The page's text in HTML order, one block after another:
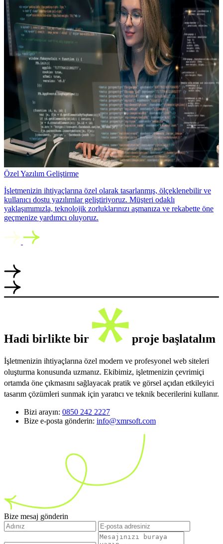
Özel Yazılım Geliştirme
İşletmenizin ihtiyaçlarına özel olarak tasarlanmış, ölçeklenebilir ve
kullanıcı dostu yazılımlar geliştiriyoruz. Müşteri odaklı
yaklaşımımızla, teknolojik zorluklarınızı aşmanıza ve rekabette öne
geçmenize yardımcı oluyoruz.
Hadi birlikte bir proje başlatalım
İşletmenizin ihtiyaçlarına özel modern ve profesyonel web siteleri
oluşturma konusunda uzmanız. Ekibimiz, işletmenizin çevrimiçi
ortamda öne çıkmasını sağlayacak pratik ve görsel açıdan etkileyici
tasarım çözümleri sunmak için yaratıcı ve teknik becerilerini kullanır.
Bizi arayın: 0850 242 2227
Bize e-posta gönderin: info@xmrsoft.com
Bize mesaj gönderin